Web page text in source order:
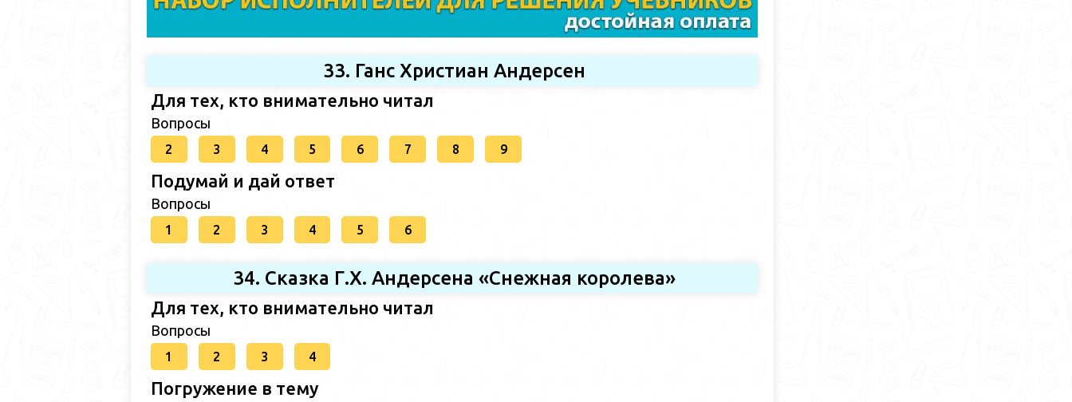
33. Ганс Христиан Андерсен
Для тех, кто внимательно читал
Вопросы
2 3 4 5 6 7 8 9
Подумай и дай ответ
Вопросы
1 2 3 4 5 6
34. Сказка Г.Х. Андерсена «Снежная королева»
Для тех, кто внимательно читал
Вопросы
1 2 3 4
Погружение в тему